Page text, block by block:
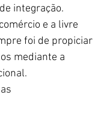
integração.
e a livre
foi de propiciar
mediante a